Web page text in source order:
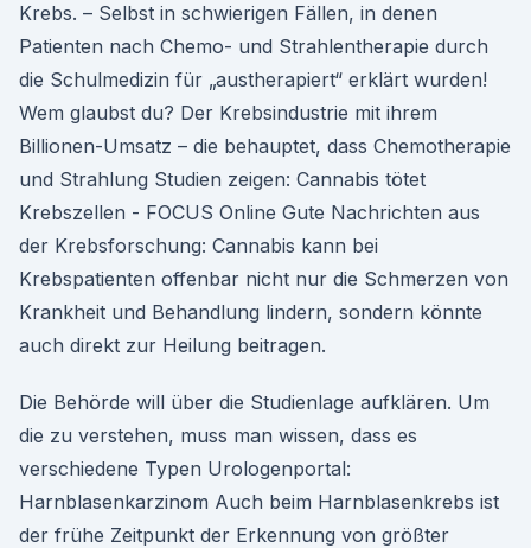
Krebs. – Selbst in schwierigen Fällen, in denen
Patienten nach Chemo- und Strahlentherapie durch
die Schulmedizin für „austherapiert“ erklärt wurden!
Wem glaubst du? Der Krebsindustrie mit ihrem
Billionen-Umsatz – die behauptet, dass Chemotherapie
und Strahlung Studien zeigen: Cannabis tötet
Krebszellen - FOCUS Online Gute Nachrichten aus
der Krebsforschung: Cannabis kann bei
Krebspatienten offenbar nicht nur die Schmerzen von
Krankheit und Behandlung lindern, sondern könnte
auch direkt zur Heilung beitragen.
Die Behörde will über die Studienlage aufklären. Um
die zu verstehen, muss man wissen, dass es
verschiedene Typen Urologenportal:
Harnblasenkarzinom Auch beim Harnblasenkrebs ist
der frühe Zeitpunkt der Erkennung von größter